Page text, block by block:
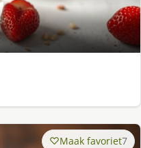
Maak favoriet7